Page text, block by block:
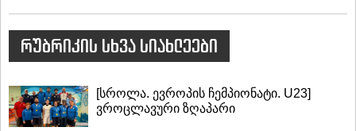
რუბრიკის სხვა სიახლეები
[სროლა. ევროპის ჩემპიონატი. U23]
ვროცლავური ზღაპარი